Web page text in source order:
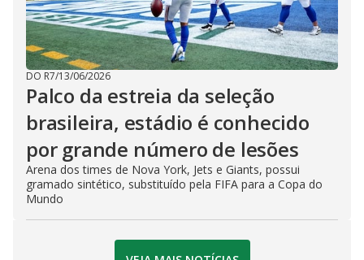
DO R7/13/06/2026
Palco da estreia da seleção
brasileira, estádio é conhecido
por grande número de lesões
Arena dos times de Nova York, Jets e Giants, possui
gramado sintético, substituído pela FIFA para a Copa do
Mundo